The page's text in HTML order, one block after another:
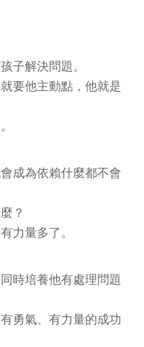
子解決問題。
要他主動點，他就是
成為依賴什麼都不會
？
力量多了。
時培養他有處理問題
勇氣、有力量的成功